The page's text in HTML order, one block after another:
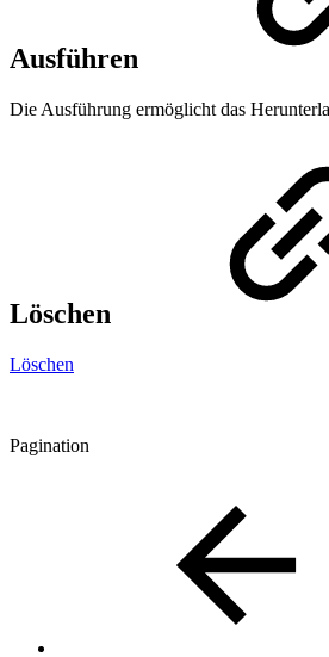
Ausführen
Die Ausführung ermöglicht das
Löschen
Löschen
Pagination